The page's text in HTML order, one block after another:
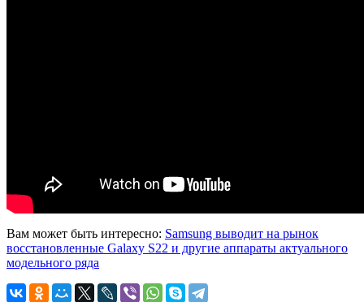
Вам может быть интересно: Samsung выводит на рынок
восстановленные Galaxy S22 и другие аппараты актуального
модельного ряда